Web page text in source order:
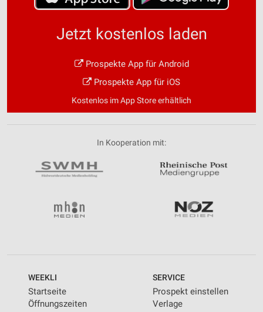
Jetzt kostenlos laden
Prospekte App für Android
Prospekte App für iOS
Kostenlos im App Store erhältlich
In Kooperation mit:
WEEKLI
Startseite
Öffnungszeiten
SERVICE
Prospekt einstellen
Verlage